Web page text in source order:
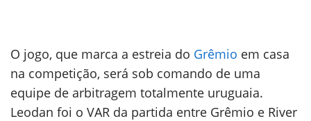
O jogo, que marca a estreia do Grêmio em casa
na competição, será sob comando de uma
equipe de arbitragem totalmente uruguaia.
Leodan foi o VAR da partida entre Grêmio e River